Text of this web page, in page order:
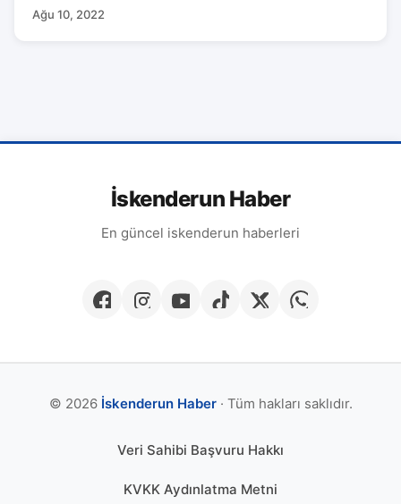
Ağu 10, 2022
İskenderun Haber
En güncel iskenderun haberleri
© 2026 İskenderun Haber· Tüm hakları saklıdır.
Veri Sahibi Başvuru Hakkı
KVKK Aydınlatma Metni